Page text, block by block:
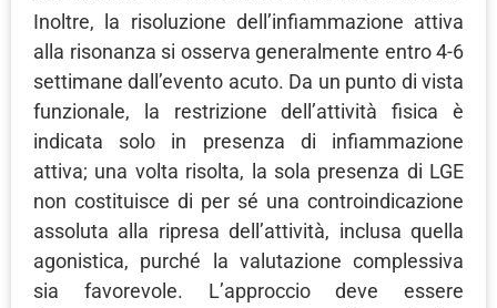
Inoltre, la risoluzione dell’infiammazione attiva
alla risonanza si osserva generalmente entro 4-6
settimane dall’evento acuto. Da un punto di vista
funzionale, la restrizione dell’attività fisica è
indicata solo in presenza di infiammazione
attiva; una volta risolta, la sola presenza di LGE
non costituisce di per sé una controindicazione
assoluta alla ripresa dell’attività, inclusa quella
agonistica, purché la valutazione complessiva
sia favorevole. L’approccio deve essere